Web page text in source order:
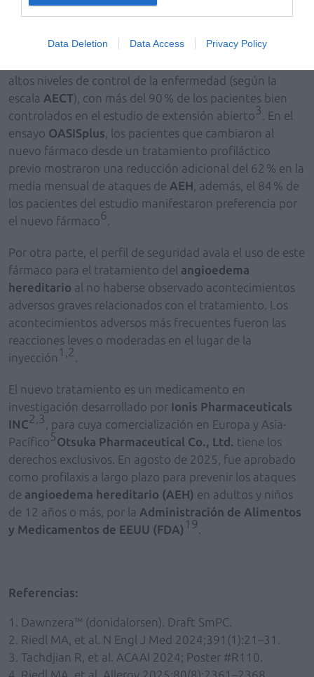
Data Deletion Data Access Privacy Policy
media mensual en ambos grupos de tratamiento (cada
observado mejoras clínicamente significativas en las
altos niveles de control de la enfermedad (según la
escala AECT), con más del 90 % de los pacientes bien
controlados en el estudio de extensión abierto3
. En el
ensayo OASISplus , los pacientes que cambiaron al
nuevo fármaco desde un tratamiento profiláctico
previo mostraron una reducción adicional del 62 % en la
media mensual de ataques de AEH , además, el 84 % de
los pacientes del estudio manifestaron preferencia por
el nuevo fármaco6
Por otra parte, el perfil de seguridad avala el uso de este
fármaco para el tratamiento del angioedema
hereditario al no haberse observado acontecimientos
adversos graves relacionados con el tratamiento. Los
acontecimientos adversos más frecuentes fueron las
reacciones leves o moderadas en el lugar de la
inyección 1,2
El nuevo tratamiento es un medicamento en
investigación desarrollado por Ionis Pharmaceuticals
INC2,3
, para cuya comercialización en Europa y Asia-
Pacífico5Otsuka Pharmaceutical Co., Ltd. tiene los
derechos exclusivos. En agosto de 2025, fue aprobado
como profilaxis a largo plazo para prevenir los ataques
de angioedema hereditario (AEH) en adultos y niños
de 12 años o más, por la Administración de Alimentos
y Medicamentos de EEUU (FDA) 19
Referencias:
Dawnzera™ (donidalorsen). Draft SmPC.
Riedl MA, et al. N Engl J Med 2024;391(1):21–31.
Tachdjian R, et al. ACAAI 2024; Poster #R110.